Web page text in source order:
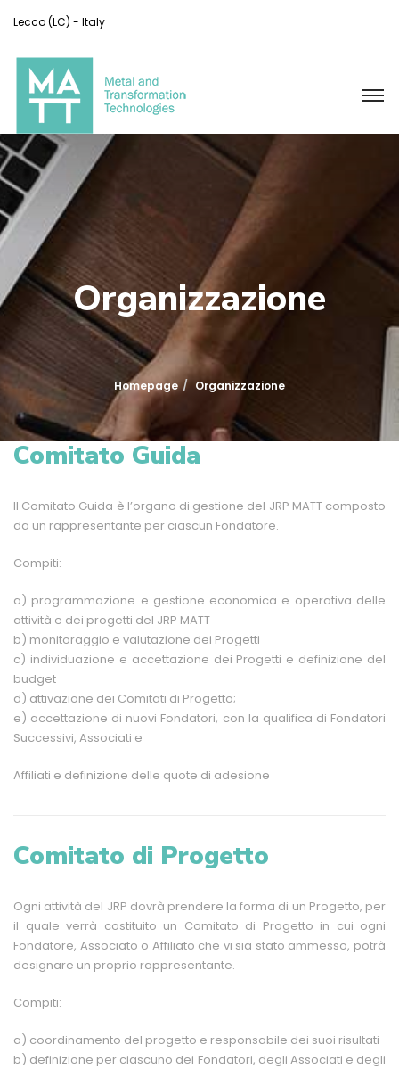
Lecco (LC) - Italy
0341 488 814
jrpmatt@polimi.it
Organizzazione
Homepage Organizzazione
Comitato Guida
Il Comitato Guida è l’organo di gestione del JRP MATT composto
da un rappresentante per ciascun Fondatore.
Compiti:
a) programmazione e gestione economica e operativa delle
attività e dei progetti del JRP MATT
b) monitoraggio e valutazione dei Progetti
c) individuazione e accettazione dei Progetti e definizione del
budget
d) attivazione dei Comitati di Progetto;
e) accettazione di nuovi Fondatori, con la qualifica di Fondatori
Successivi, Associati e
Affiliati e definizione delle quote di adesione
Comitato di Progetto
Ogni attività del JRP dovrà prendere la forma di un Progetto, per
il quale verrà costituito un Comitato di Progetto in cui ogni
Fondatore, Associato o Affiliato che vi sia stato ammesso, potrà
designare un proprio rappresentante.
Compiti:
a) coordinamento del progetto e responsabile dei suoi risultati
b) definizione per ciascuno dei Fondatori, degli Associati e degli